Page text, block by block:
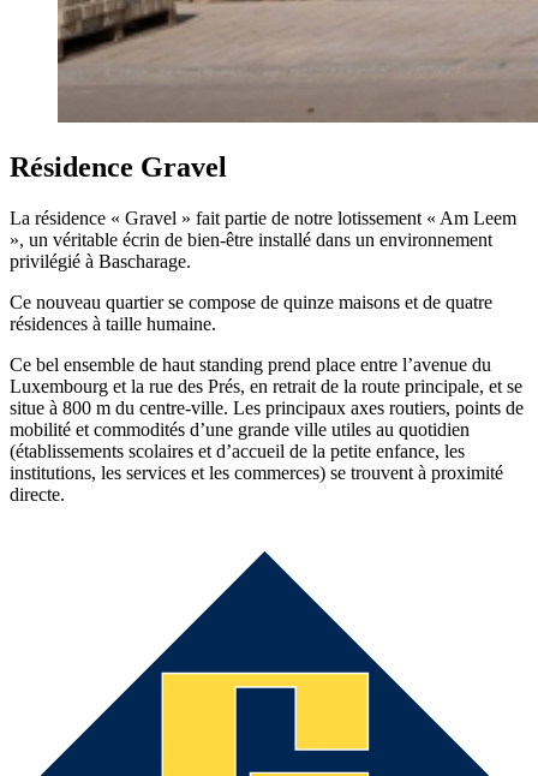
Résidence Gravel
La résidence « Gravel » fait partie de notre lotissement « Am Leem
», un véritable écrin de bien-être installé dans un environnement
privilégié à Bascharage.
Ce nouveau quartier se compose de quinze maisons et de quatre
résidences à taille humaine.
Ce bel ensemble de haut standing prend place entre l’avenue du
Luxembourg et la rue des Prés, en retrait de la route principale, et se
situe à 800 m du centre-ville. Les principaux axes routiers, points de
mobilité et commodités d’une grande ville utiles au quotidien
(établissements scolaires et d’accueil de la petite enfance, les
institutions, les services et les commerces) se trouvent à proximité
directe.